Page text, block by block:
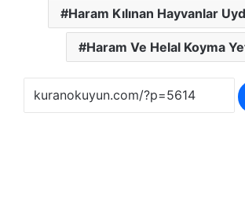
Haram Kılınan Hayvanlar
Haram Ve Helal Koyma